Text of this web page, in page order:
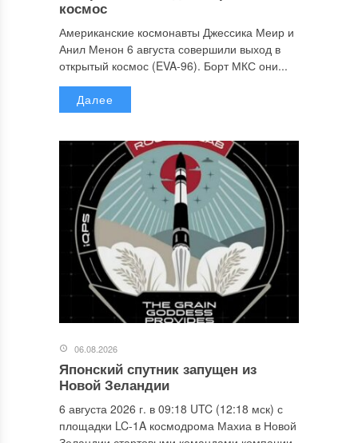
космос
Американские космонавты Джессика Меир и
Анил Менон 6 августа совершили выход в
открытый космос (EVA-96). Борт МКС они...
Далее
06.08.2026
Японский спутник запущен из
Новой Зеландии
6 августа 2026 г. в 09:18 UTC (12:18 мск) с
площадки LC-1A космодрома Махиа в Новой